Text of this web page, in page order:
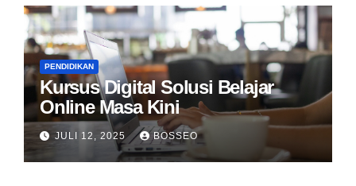
PENDIDIKAN
Kursus Digital Solusi Belajar
Online Masa Kini
JULI 12, 2025 BOSSEO